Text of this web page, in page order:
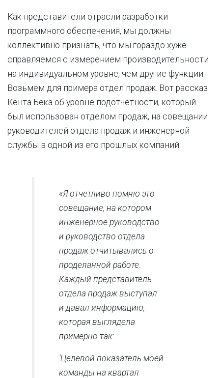
Как представители отрасли разработки
программного обеспечения, мы должны
коллективно признать, что мы гораздо хуже
справляемся с измерением производительности
на индивидуальном уровне, чем другие функции.
Возьмем для примера отдел продаж. Вот рассказ
Кента Бека об уровне подотчетности, который
был использован отделом продаж, на совещании
руководителей отдела продаж и инженерной
службы в одной из его прошлых компаний:
«Я отчетливо помню это
совещание, на котором
инженерное руководство
и руководство отдела
продаж отчитывались о
проделанной работе.
Каждый представитель
отдела продаж выступал
и давал информацию,
которая выглядела
примерно так:
‘Целевой показатель моей
команды на квартал